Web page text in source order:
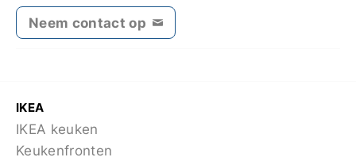
Neem contact op
IKEA
IKEA keuken
Keukenfronten